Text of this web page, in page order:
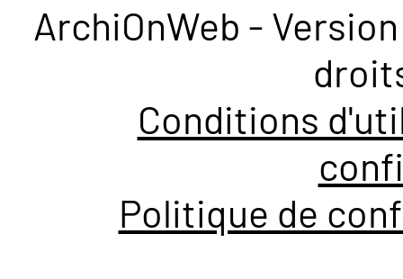
ArchiOnWeb -
Conditions
Politique de